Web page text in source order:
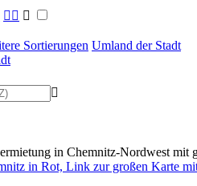
 
Sortierungen Umland der Stadt

in Chemnitz-Nordwest mit